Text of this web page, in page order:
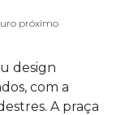
próximo
design
com a
A praça